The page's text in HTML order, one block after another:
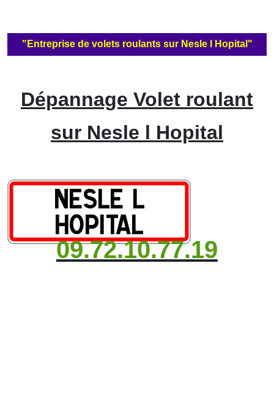
"Entreprise de volets roulants sur Nesle l Hopital"
Dépannage Volet roulant
sur Nesle l Hopital
09.72.10.77.19